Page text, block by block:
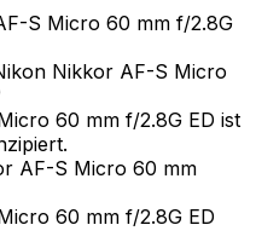
S Micro 60 mm f/2.8G
Nikkor AF-S Micro
60 mm f/2.8G ED ist
AF-S Micro 60 mm
60 mm f/2.8G ED